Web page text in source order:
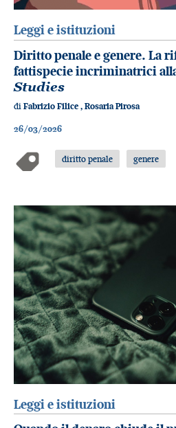
Leggi e istituzioni
Diritto penale e genere. La
fattispecie incriminatrici
Studies
di Fabrizio Filice , Rosaria Pirosa
26/03/2026
diritto penale genere
Leggi e istituzioni